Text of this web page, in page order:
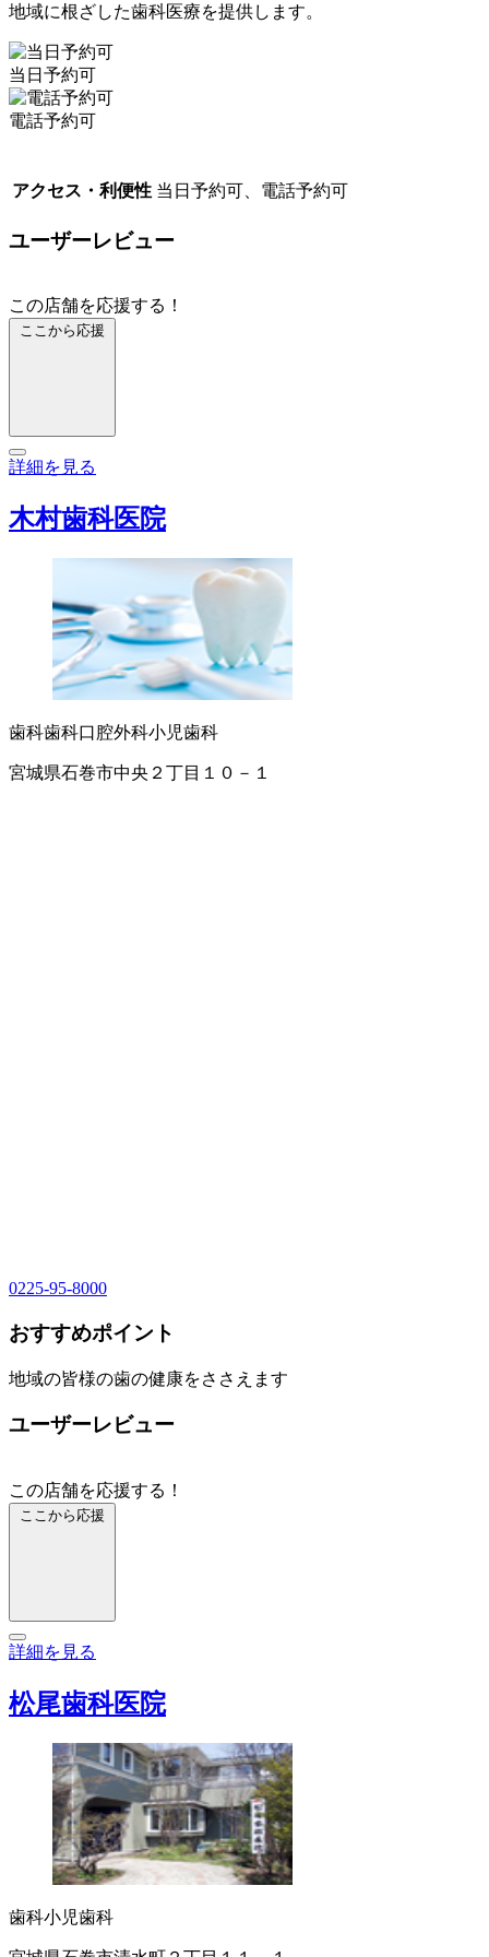
地域に根ざした歯科医療を提供します。
当日予約可
電話予約可
アクセス・利便性 当日予約可、電話予約可
ユーザーレビュー
この店舗を応援する！
ここから応援
詳細を見る
木村歯科医院
歯科歯科口腔外科小児歯科
宮城県石巻市中央２丁目１０－１
0225-95-8000
おすすめポイント
地域の皆様の歯の健康をささえます
ユーザーレビュー
この店舗を応援する！
ここから応援
詳細を見る
松尾歯科医院
歯科小児歯科